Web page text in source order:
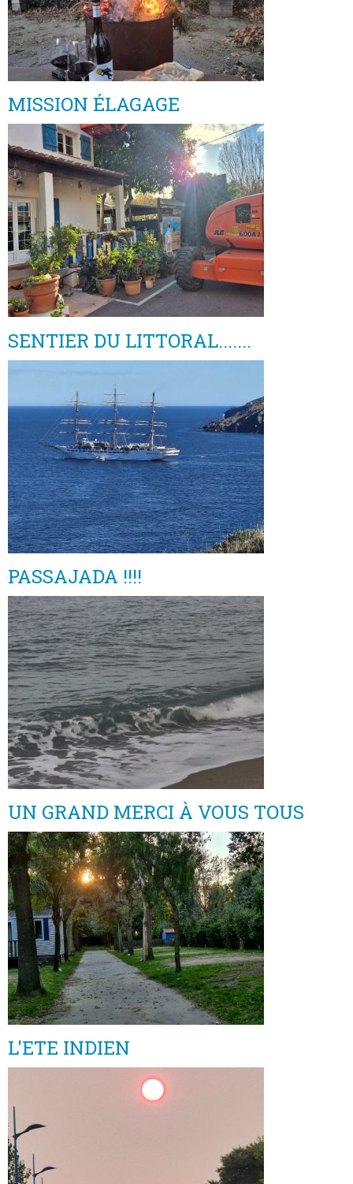
MISSION ÉLAGAGE
SENTIER DU LITTORAL.......
PASSAJADA !!!!
UN GRAND MERCI À VOUS TOUS
L'ETE INDIEN